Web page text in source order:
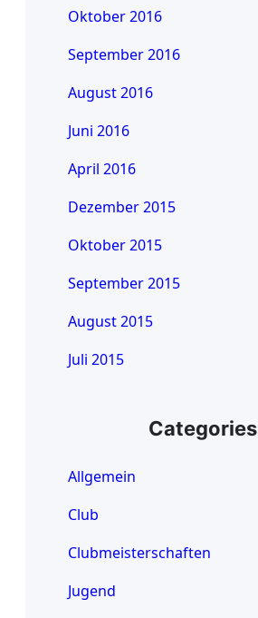
Oktober 2016
September 2016
August 2016
Juni 2016
April 2016
Dezember 2015
Oktober 2015
September 2015
August 2015
Juli 2015
Categories
Allgemein
Club
Clubmeisterschaften
Jugend